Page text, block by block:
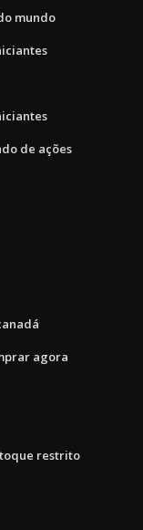
mundo
de ações
agora
restrito